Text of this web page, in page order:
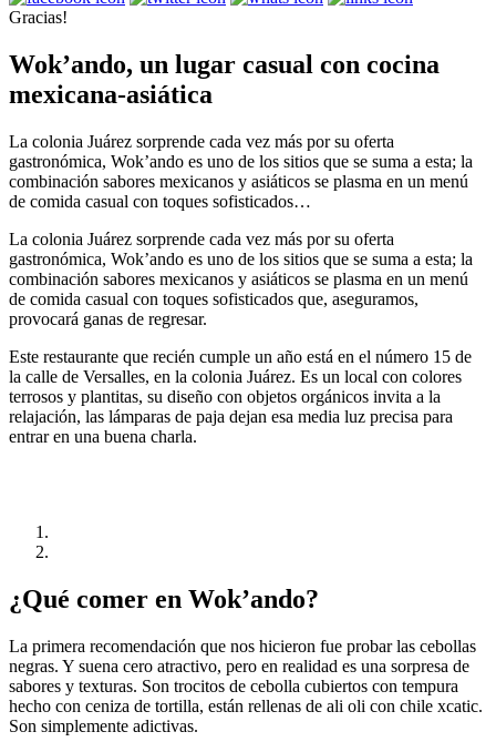
Gracias!
Wok’ando, un lugar casual con cocina
mexicana-asiática
La colonia Juárez sorprende cada vez más por su oferta
gastronómica, Wok’ando es uno de los sitios que se suma a esta; la
combinación sabores mexicanos y asiáticos se plasma en un menú
de comida casual con toques sofisticados…
La colonia Juárez sorprende cada vez más por su oferta
gastronómica, Wok’ando es uno de los sitios que se suma a esta; la
combinación sabores mexicanos y asiáticos se plasma en un menú
de comida casual con toques sofisticados que, aseguramos,
provocará ganas de regresar.
Este restaurante que recién cumple un año está en el número 15 de
la calle de Versalles, en la colonia Juárez. Es un local con colores
terrosos y plantitas, su diseño con objetos orgánicos invita a la
relajación, las lámparas de paja dejan esa media luz precisa para
entrar en una buena charla.
¿Qué comer en Wok’ando?
La primera recomendación que nos hicieron fue probar las cebollas
negras. Y suena cero atractivo, pero en realidad es una sorpresa de
sabores y texturas. Son trocitos de cebolla cubiertos con tempura
hecho con ceniza de tortilla, están rellenas de ali oli con chile xcatic.
Son simplemente adictivas.